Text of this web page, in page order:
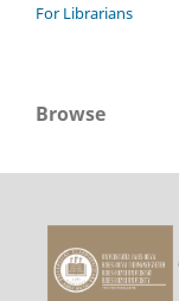
For Librarians
Browse